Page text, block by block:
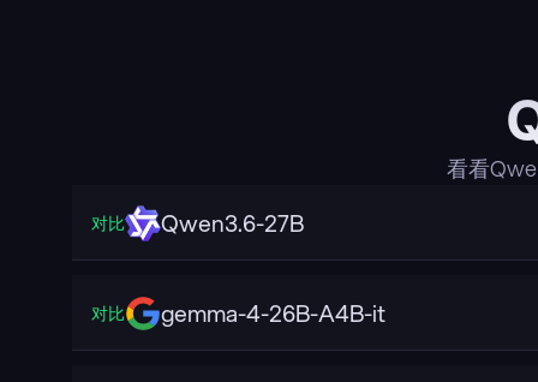
看看
对比 Qwen3.6-27B
对比 gemma-4-26B-A4B-it